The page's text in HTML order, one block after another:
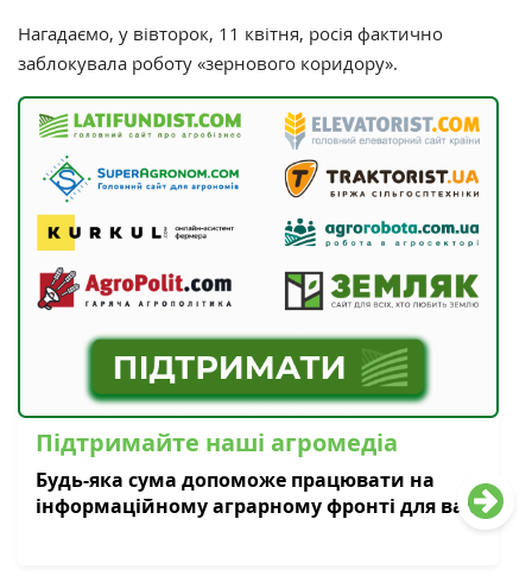
Нагадаємо, у вівторок, 11 квітня, росія фактично
заблокувала роботу «зернового коридору».
Підтримайте наші агромедіа
Будь-яка сума допоможе працювати на
інформаційному аграрному фронті для вас